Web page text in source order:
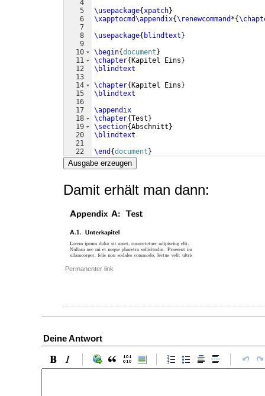
4
5
6
7
8
9
10
11
12
13
14
15
16
17
18
19
20
21
22
\usepackage{xpatch}
\xapptocmd\appendix{\renewcommand *{
\usepackage{ blindtext }
\begin{document }
\chapter{ Kapitel Eins }
\blindtext
\chapter{ Kapitel Eins }
\blindtext
\appendix
\chapter{Test }
\section{Abschnitt }
\blindtext
\end {document }
Ausgabe erzeugen
Damit erhält man dann:
Permanenter link
Deine Antwort